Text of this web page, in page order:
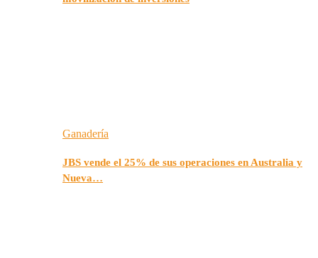
Ganadería
JBS vende el 25% de sus operaciones en Australia y
Nueva…